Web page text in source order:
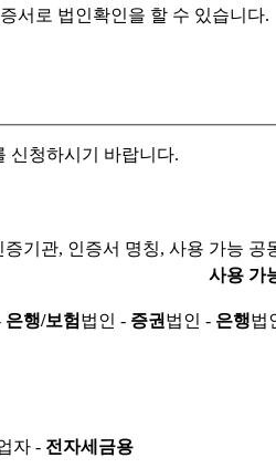
서로 법인확인을 할 수 있습니다.
신청하시기 바랍니다.
기관, 인증서 명칭, 사용 가능 공
사용 가
은행/보험 법인 - 증권 법인 - 은행법
자 - 전자세금용